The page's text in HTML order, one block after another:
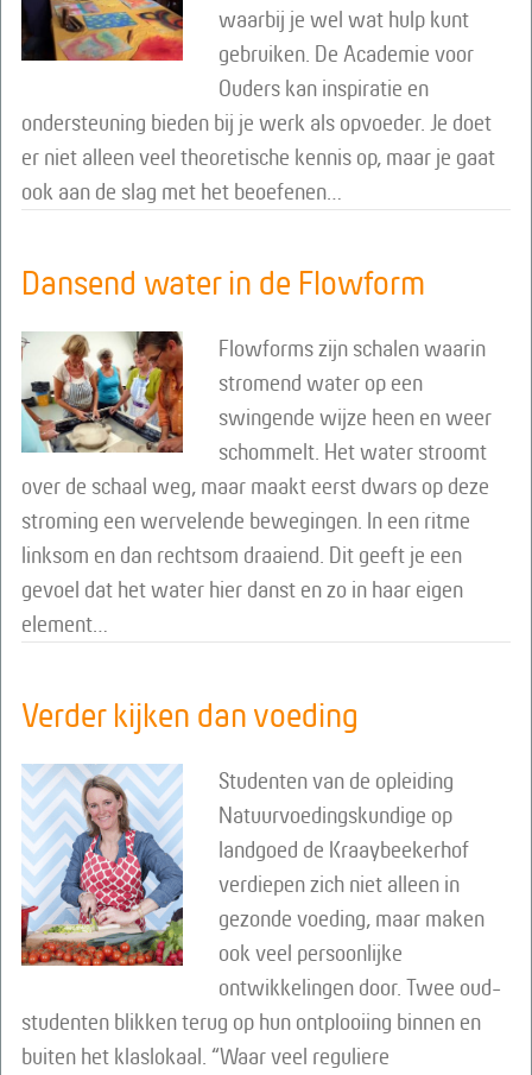
waarbij je wel wat hulp kunt
gebruiken. De Academie voor
Ouders kan inspiratie en
ondersteuning bieden bij je werk als opvoeder. Je doet
er niet alleen veel theoretische kennis op, maar je gaat
ook aan de slag met het beoefenen…
Dansend water in de Flowform
Flowforms zijn schalen waarin
stromend water op een
swingende wijze heen en weer
schommelt. Het water stroomt
over de schaal weg, maar maakt eerst dwars op deze
stroming een wervelende bewegingen. In een ritme
linksom en dan rechtsom draaiend. Dit geeft je een
gevoel dat het water hier danst en zo in haar eigen
element…
Verder kijken dan voeding
Studenten van de opleiding
Natuurvoedingskundige op
landgoed de Kraaybeekerhof
verdiepen zich niet alleen in
gezonde voeding, maar maken
ook veel persoonlijke
ontwikkelingen door. Twee oud-
studenten blikken terug op hun ontplooiing binnen en
buiten het klaslokaal. “Waar veel reguliere